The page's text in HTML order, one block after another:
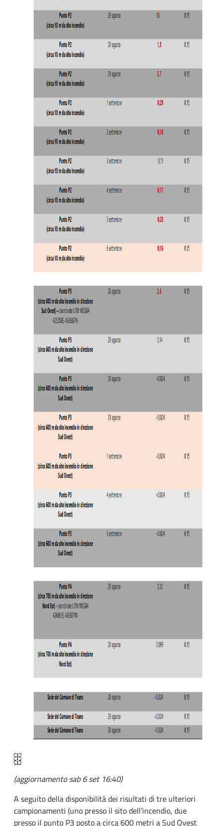
(aggiornamento sab 6 set 16:40)
A seguito della disponibilità dei risultati di tre ulteriori
campionamenti (uno presso il sito dell’incendio, due
presso il punto P3 posto a circa 600 metri a Sud Ovest